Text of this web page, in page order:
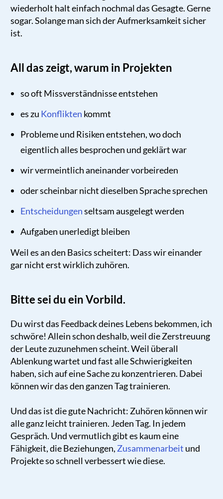
wiederholt halt einfach nochmal das Gesagte. Gerne
sogar. Solange man sich der Aufmerksamkeit sicher
ist.
All das zeigt, warum in Projekten
so oft Missverständnisse entstehen
es zu Konflikten kommt
Probleme und Risiken entstehen, wo doch
eigentlich alles besprochen und geklärt war
wir vermeintlich aneinander vorbeireden
oder scheinbar nicht dieselben Sprache sprechen
Entscheidungenseltsam ausgelegt werden
Aufgaben unerledigt bleiben
Weil es an den Basics scheitert: Dass wir einander
gar nicht erst wirklich zuhören.
Bitte sei du ein Vorbild.
Du wirst das Feedback deines Lebens bekommen, ich
schwöre! Allein schon deshalb, weil die Zerstreuung
der Leute zuzunehmen scheint. Weil überall
Ablenkung wartet und fast alle Schwierigkeiten
haben, sich auf eine Sache zu konzentrieren. Dabei
können wir das den ganzen Tag trainieren.
Und das ist die gute Nachricht: Zuhören können wir
alle ganz leicht trainieren. Jeden Tag. In jedem
Gespräch. Und vermutlich gibt es kaum eine
Fähigkeit, die Beziehungen, Zusammenarbeit und
Projekte so schnell verbessert wie diese.